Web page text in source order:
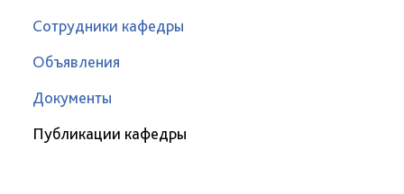
Сотрудники кафедры
Объявления
Документы
Публикации кафедры